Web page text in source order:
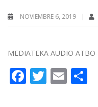
NOVIEMBRE 6, 2019
MEDIATEKA AUDIO
Facebook
Twitter
Email